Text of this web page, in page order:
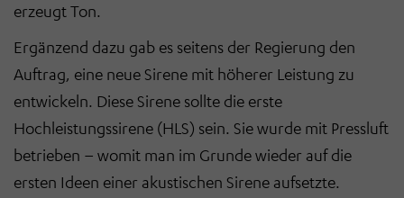
erzeugt Ton.
Ergänzend dazu gab es seitens der Regierung den
Auftrag, eine neue Sirene mit höherer Leistung zu
entwickeln. Diese Sirene sollte die erste
Hochleistungssirene (HLS) sein. Sie wurde mit Pressluft
betrieben – womit man im Grunde wieder auf die
ersten Ideen einer akustischen Sirene aufsetzte.